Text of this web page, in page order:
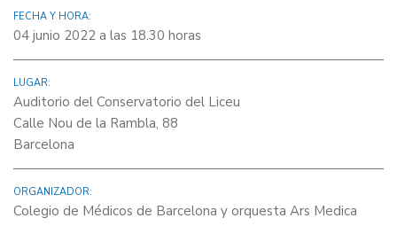
FECHA Y HORA:
04 junio 2022 a las 18.30 horas
LUGAR:
Auditorio del Conservatorio del Liceu
Calle Nou de la Rambla, 88
Barcelona
ORGANIZADOR:
Colegio de Médicos de Barcelona y orquesta Ars Medica